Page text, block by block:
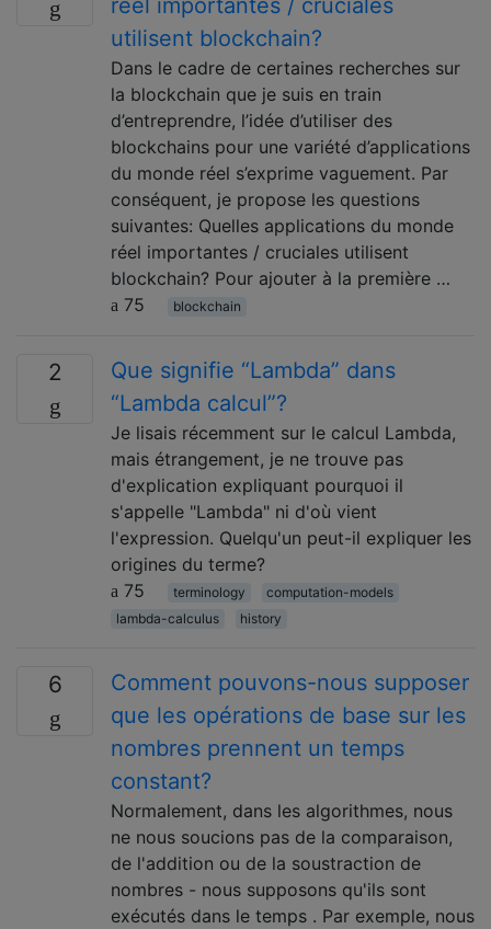
utilisent blockchain?
Dans le cadre de certaines recherches sur
la blockchain que je suis en train
d’entreprendre, l’idée d’utiliser des
blockchains pour une variété d’applications
du monde réel s’exprime vaguement. Par
conséquent, je propose les questions
suivantes: Quelles applications du monde
réel importantes / cruciales utilisent
blockchain? Pour ajouter à la première …
75
blockchain
2
Que signifie “Lambda” dans
“Lambda calcul”?
Je lisais récemment sur le calcul Lambda,
mais étrangement, je ne trouve pas
d'explication expliquant pourquoi il
s'appelle "Lambda" ni d'où vient
l'expression. Quelqu'un peut-il expliquer les
origines du terme?
75
terminology
computation-models
lambda-calculus
history
6
Comment pouvons-nous supposer
que les opérations de base sur les
nombres prennent un temps
constant?
Normalement, dans les algorithmes, nous
ne nous soucions pas de la comparaison,
de l'addition ou de la soustraction de
nombres - nous supposons qu'ils sont
exécutés dans le temps . Par exemple, nous